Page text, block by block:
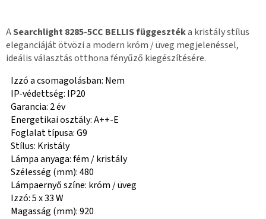
ASearchlight 8285-5CC BELLIS függesztéka kristály stílus
eleganciáját ötvözi a modern króm / üveg megjelenéssel,
ideális választás otthona fényűző kiegészítésére.
Izzó a csomagolásban: Nem
IP-védettség: IP20
Garancia: 2 év
Energetikai osztály: A++-E
Foglalat típusa: G9
Stílus: Kristály
Lámpa anyaga: fém / kristály
Szélesség (mm): 480
Lámpaernyő színe: króm / üveg
Izzó: 5 x 33 W
Magasság (mm): 920